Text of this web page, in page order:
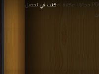
كتب في تحميل